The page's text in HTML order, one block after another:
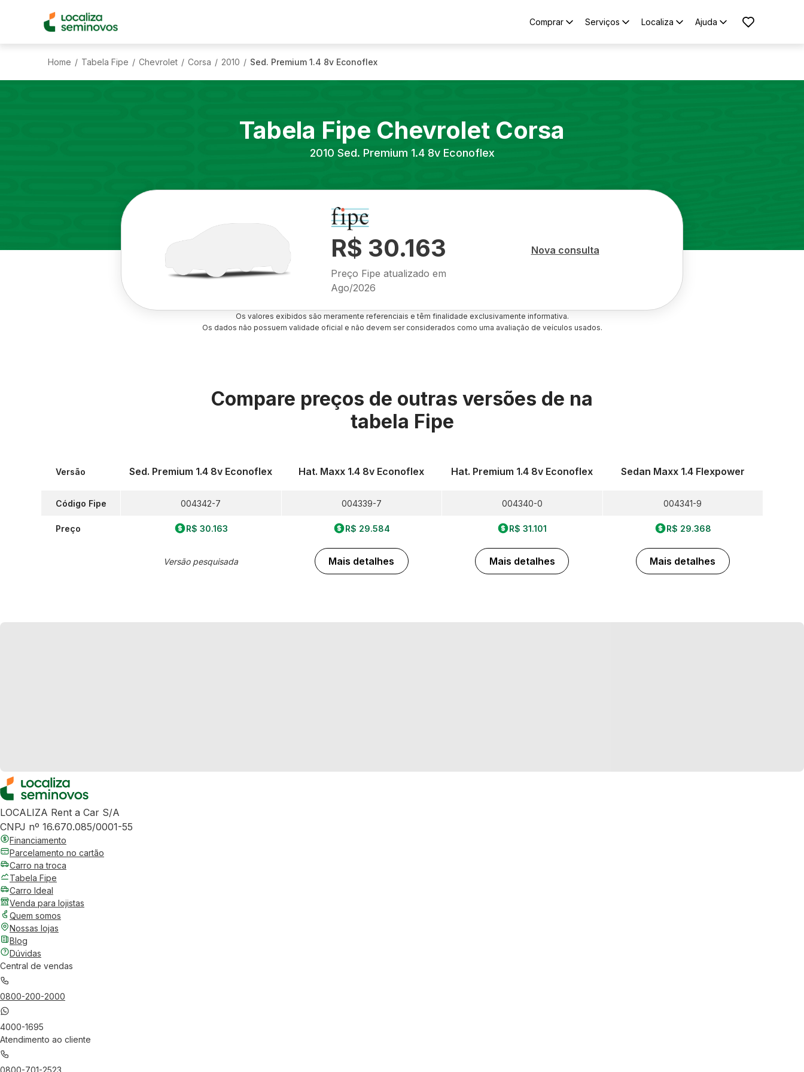
Comprar Serviços Localiza Ajuda
Home / Tabela Fipe / Chevrolet / Corsa / 2010 / Sed. Premium 1.4 8v Econoflex
Tabela Fipe Chevrolet Corsa
2010 Sed. Premium 1.4 8v Econoflex
R$ 30.163
Preço Fipe atualizado em
Ago/2026
Nova consulta
Os valores exibidos são meramente referenciais e têm finalidade exclusivamente informativa.
Os dados não possuem validade oficial e não devem ser considerados como uma avaliação de veículos usados.
Compare preços de outras versões de na
tabela Fipe
Versão
Código Fipe
Preço
Sed. Premium 1.4 8v Econoflex
004342-7
R$ 30.163
Versão pesquisada
Hat. Maxx 1.4 8v Econoflex
004339-7
R$ 29.584
Mais detalhes
Hat. Premium 1.4 8v Econoflex
004340-0
R$ 31.101
Mais detalhes
Sedan Maxx 1.4 Flexpower
004341-9
R$ 29.368
Mais detalhes
LOCALIZA Rent a Car S/A
CNPJ nº 16.670.085/0001-55
Financiamento
Parcelamento no cartão
Carro na troca
Tabela Fipe
Carro Ideal
Venda para lojistas
Quem somos
Nossas lojas
Blog
Dúvidas
Central de vendas
0800-200-2000
4000-1695
Atendimento ao cliente
0800-701-2523